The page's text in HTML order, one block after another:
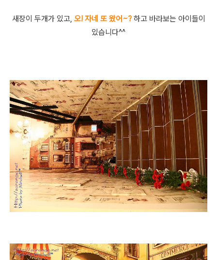
새장이 두개가 있고, 오! 자네 또 왔어~?하고 바라보는 아이들이
있습니다^^